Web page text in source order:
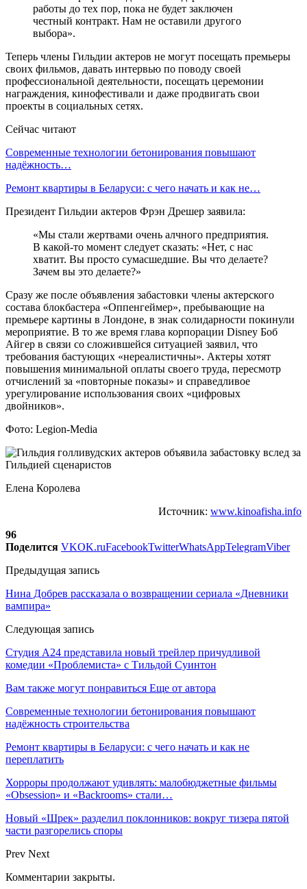
работы до тех пор, пока не будет заключен
честный контракт. Нам не оставили другого
выбора».
Теперь члены Гильдии актеров не могут посещать премьеры
своих фильмов, давать интервью по поводу своей
профессиональной деятельности, посещать церемонии
награждения, кинофестивали и даже продвигать свои
проекты в социальных сетях.
Сейчас читают
Современные технологии бетонирования повышают
надёжность…
Ремонт квартиры в Беларуси: с чего начать и как не…
Президент Гильдии актеров Фрэн Дрешер заявила:
«Мы стали жертвами очень алчного предприятия.
В какой-то момент следует сказать: «Нет, с нас
хватит. Вы просто сумасшедшие. Вы что делаете?
Зачем вы это делаете?»
Сразу же после объявления забастовки члены актерского
состава блокбастера «Оппенгеймер», пребывающие на
премьере картины в Лондоне, в знак солидарности покинули
мероприятие. В то же время глава корпорации Disney Боб
Айгер в связи со сложившейся ситуацией заявил, что
требования бастующих «нереалистичны». Актеры хотят
повышения минимальной оплаты своего труда, пересмотр
отчислений за «повторные показы» и справедливое
урегулирование использования своих «цифровых
двойников».
Фото: Legion-Media
Елена Королева
Источник: www.kinoafisha.info
96
Поделится VKOK.ruFacebookTwitterWhatsAppTelegramViber
Предыдущая запись
Нина Добрев рассказала о возвращении сериала «Дневники
вампира»
Следующая запись
Студия A24 представила новый трейлер причудливой
комедии «Проблемиста» с Тильдой Суинтон
Вам также могут понравиться Еще от автора
Современные технологии бетонирования повышают
надёжность строительства
Ремонт квартиры в Беларуси: с чего начать и как не
переплатить
Хорроры продолжают удивлять: малобюджетные фильмы
«Obsession» и «Backrooms» стали…
Новый «Шрек» разделил поклонников: вокруг тизера пятой
части разгорелись споры
Prev Next
Комментарии закрыты.